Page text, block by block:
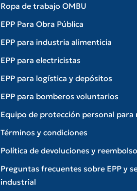
Ropa de trabajo OMBU
EPP Para Obra Pública
EPP para industria alimenticia
EPP para electricistas
EPP para logística y depósitos
EPP para bomberos voluntarios
Equipo de protección personal para
Términos y condiciones
Política de devoluciones y
Preguntas frecuentes sobre EPP y
industrial